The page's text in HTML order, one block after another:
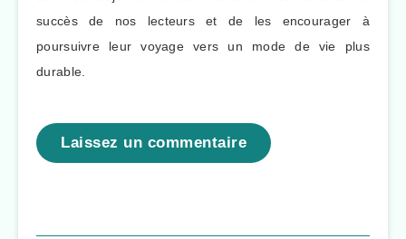
succès de nos lecteurs et de les encourager à
poursuivre leur voyage vers un mode de vie plus
durable.
Laissez un commentaire